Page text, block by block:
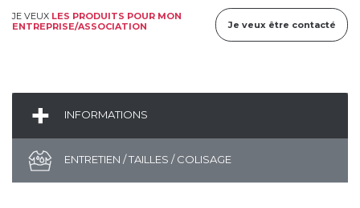
JE VEUX LES PRODUITS POUR MON
ENTREPRISE/ASSOCIATION
Je veux être contacté
INFORMATIONS
ENTRETIEN / TAILLES / COLISAGE